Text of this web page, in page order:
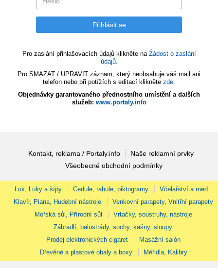
Pro zaslání přihlašovacích údajů klikněte na Žádost o zaslání
údajů.
Pro SMAZAT / UPRAVIT záznam, který neobsahuje váš mail ani
telefon nebo při potížích s editací klikněte zde.
Objednávky garantovaného přednostního umístění a dalších
služeb: www.portaly.info
Kontakt, reklama / Portaly.info
Naše reklamní prvky
Všeobecné obchodní podmínky
Luk, Luky a šípy Cedule, tabule, piktogramy
Včelařství a med
Klavír, Piana, Hudební nástroje
Venkovní parapety, Vnitřní parapety
Mořská sůl, Přírodní sůl
Vrtačky, soustruhy, nástroje
Zábradlí, balustrády, sochy, kašny, sloupy.
Prodej elektronických cigaret
Masážní salón
Dřevěné a plastové obaly a boxy
Měřidla, Kalibry